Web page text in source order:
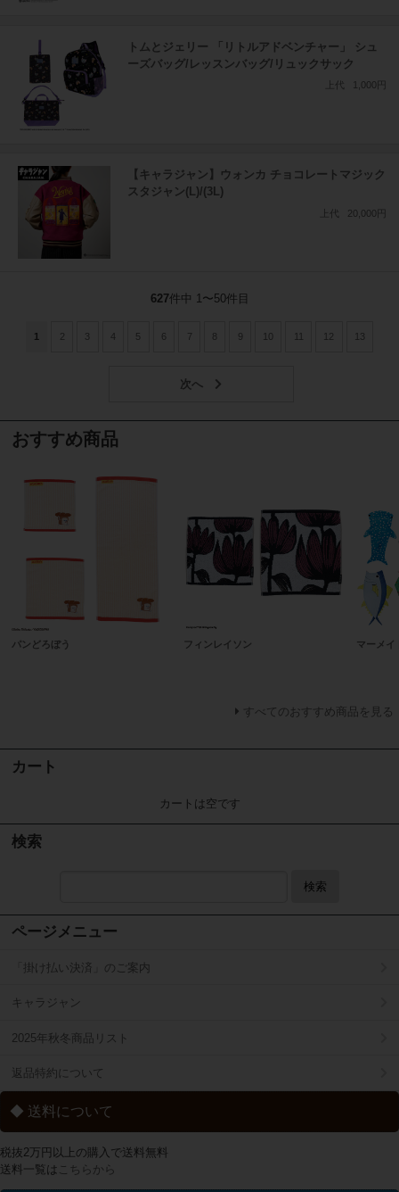
トムとジェリー 「リトルアドベンチャー」 シュ
ーズバッグ/レッスンバッグ/リュックサック
上代 1,000円
【キャラジャン】ウォンカ チョコレートマジック
スタジャン(L)/(3L)
上代 20,000円
627件中 1〜50件目
1 2 3 4 5 6 7 8 9 10 11 12 13
おすすめ商品
パンどろぼう フィンレイソン マーメイ
すべてのおすすめ商品を見る
カート
カートは空です
検索
検索
ページメニュー
「掛け払い決済」のご案内
キャラジャン
2025年秋冬商品リスト
返品特約について
◆ 送料について
税抜2万円以上の購入で送料無料
送料一覧は こちらから